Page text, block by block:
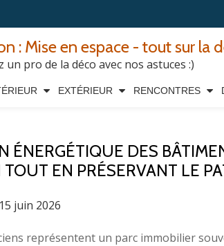
: Mise en espace - tout sur la
un pro de la déco avec nos astuces :)
EXTÉRIEUR RENCONTRES
ÉNERGÉTIQUE DES
TOUT EN PRÉSERVANT LE
15 juin 2026
représentent un parc immobilier